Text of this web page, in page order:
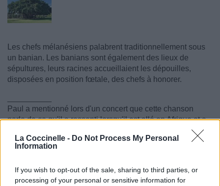
La Coccinelle - Do Not Process My Personal
Information
If you wish to opt-out of the sale, sharing to third parties, or
processing of your personal or sensitive information for
Les chefs mélanésiens palabrent traditionnellement sous
un banian. Les banians sont également des lieux de
sépultures, leurs racines accueillaient les dépouilles,
disposées en position fœtale, des chefs à honorer.
Paul a mentionné lors d'un concert que cette chanson
parle de ce qu'il a ressenti lorsqu'il est allé en Afrique et a
rencontré un brujo (sorcier en espagnol) pour boire une
décoction.
Paul Simon :"We went to see a (shaman) in a shack in a
jungle. He chanted these beautiful melodies and then